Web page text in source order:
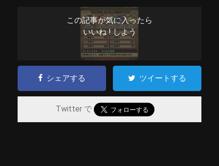
この記事が気に入ったら
いいね ! しよう
シェアする ツイートする
Twitter で